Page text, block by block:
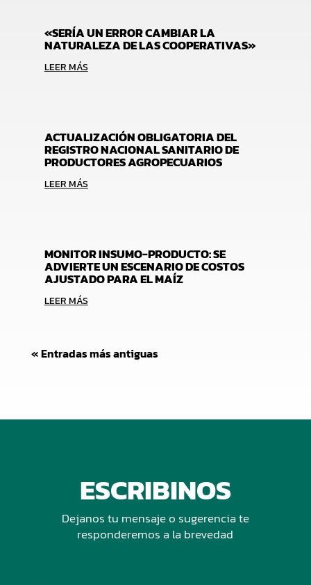
«SERÍA UN ERROR CAMBIAR LA
NATURALEZA DE LAS COOPERATIVAS»
LEER MÁS
ACTUALIZACIÓN OBLIGATORIA DEL
REGISTRO NACIONAL SANITARIO DE
PRODUCTORES AGROPECUARIOS
LEER MÁS
MONITOR INSUMO-PRODUCTO: SE
ADVIERTE UN ESCENARIO DE COSTOS
AJUSTADO PARA EL MAÍZ
LEER MÁS
« Entradas más antiguas
ESCRIBINOS
Dejanos tu mensaje o sugerencia te
responderemos a la brevedad